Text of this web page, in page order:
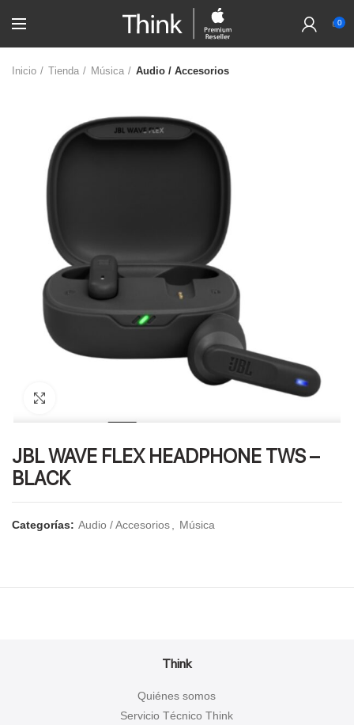
0
Inicio Tienda Música Audio / Accesorios
JBL WAVE FLEX HEADPHONE TWS –
BLACK
Categorías: Audio / Accesorios Música
Think
Quiénes somos
Servicio Técnico Think